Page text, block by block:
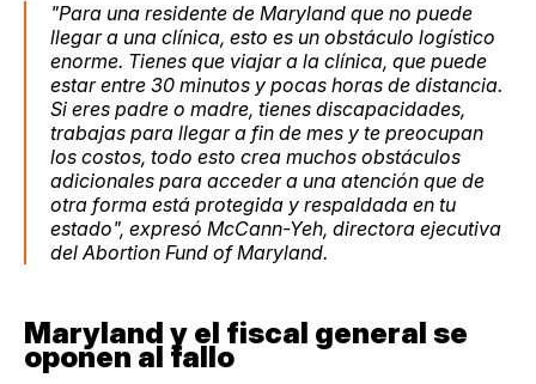
"Para una residente de Maryland que no puede
llegar a una clínica, esto es un obstáculo logístico
enorme. Tienes que viajar a la clínica, que puede
estar entre 30 minutos y pocas horas de distancia.
Si eres padre o madre, tienes discapacidades,
trabajas para llegar a fin de mes y te preocupan
los costos, todo esto crea muchos obstáculos
adicionales para acceder a una atención que de
otra forma está protegida y respaldada en tu
estado", expresó McCann-Yeh, directora ejecutiva
del Abortion Fund of Maryland.
Maryland y el fiscal general se
oponen al fallo